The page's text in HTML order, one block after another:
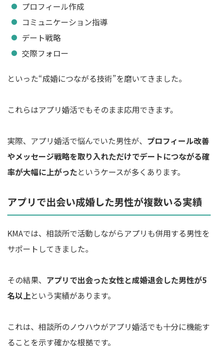
プロフィール作成
コミュニケーション指導
デート戦略
交際フォロー
といった“成婚につながる技術”を磨いてきました。
これらはアプリ婚活でもそのまま応用できます。
実際、アプリ婚活で悩んでいた男性が、 プロフィール改善
やメッセージ戦略を取り入れただけでデートにつながる確
率が大幅に上がったというケースが多くあります。
アプリで出会い成婚した男性が複数いる実績
KMAでは、相談所で活動しながらアプリも併用する男性を
サポートしてきました。
その結果、 アプリで出会った女性と成婚退会した男性が5
名以上という実績があります。
これは、相談所のノウハウがアプリ婚活でも十分に機能す
ることを示す確かな根拠です。